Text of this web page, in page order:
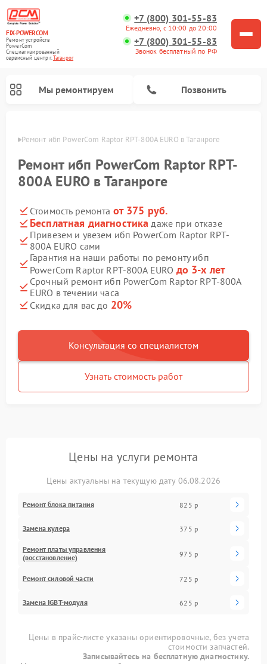
FIX-POWERCOM
Ремонт устройств
PowerCom
Специализированный
cервисный центр г.Таганрог
+7 (800) 301-55-83
Ежедневно, с 10:00 до 20:00
+7 (800) 301-55-83
Звонок бесплатный по РФ
Мы ремонтируем Позвонить
Ремонт ибп PowerCom Raptor RPT-800A EURO в Таганроге
Ремонт ибп PowerCom Raptor RPT-
800A EURO в Таганроге
Стоимость ремонта от 375 руб.
Бесплатная диагностика даже при отказе
Привезем и увезем ибп PowerCom Raptor RPT-
800A EURO сами
Гарантия на наши работы по ремонту ибп
PowerCom Raptor RPT-800A EURO до 3-х лет
Срочный ремонт ибп PowerCom Raptor RPT-800A
EURO в течении часа
Скидка для вас до 20%
Консультация со специалистом
Узнать стоимость работ
Цены на услуги ремонта
Цены актуальны на текущую дату 06.08.2026
Ремонт блока питания 825 р
Замена кулера 375 р
Ремонт платы управления
(восстановление)
975 р
Ремонт силовой части 725 р
Замена IGBT-модуля 625 р
Цены в прайс-листе указаны ориентировочные, без учета
стоимости запчастей.
Записывайтесь на бесплатную диагностику.